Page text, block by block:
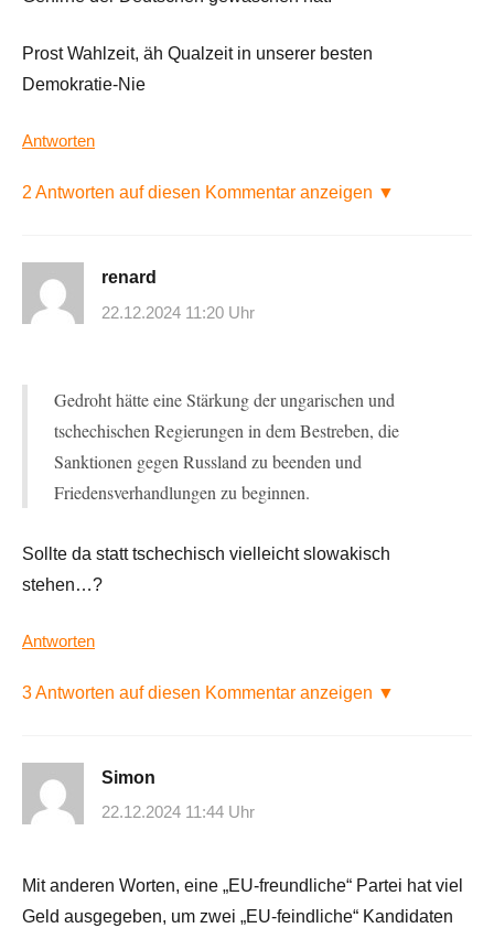
Prost Wahlzeit, äh Qualzeit in unserer besten
Demokratie-Nie
Antworten
2 Antworten auf diesen Kommentar anzeigen ▼
renard
22.12.2024 11:20 Uhr
Gedroht hätte eine Stärkung der ungarischen und
tschechischen Regierungen in dem Bestreben, die
Sanktionen gegen Russland zu beenden und
Friedensverhandlungen zu beginnen.
Sollte da statt tschechisch vielleicht slowakisch
stehen…?
Antworten
3 Antworten auf diesen Kommentar anzeigen ▼
Simon
22.12.2024 11:44 Uhr
Mit anderen Worten, eine „EU-freundliche“ Partei hat viel
Geld ausgegeben, um zwei „EU-feindliche“ Kandidaten